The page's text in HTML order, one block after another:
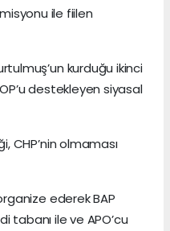
ile fiilen
kurduğu ikinci
destekleyen siyasal
CHP’nin olmaması
ederek BAP
tabanı ile ve APO’cu